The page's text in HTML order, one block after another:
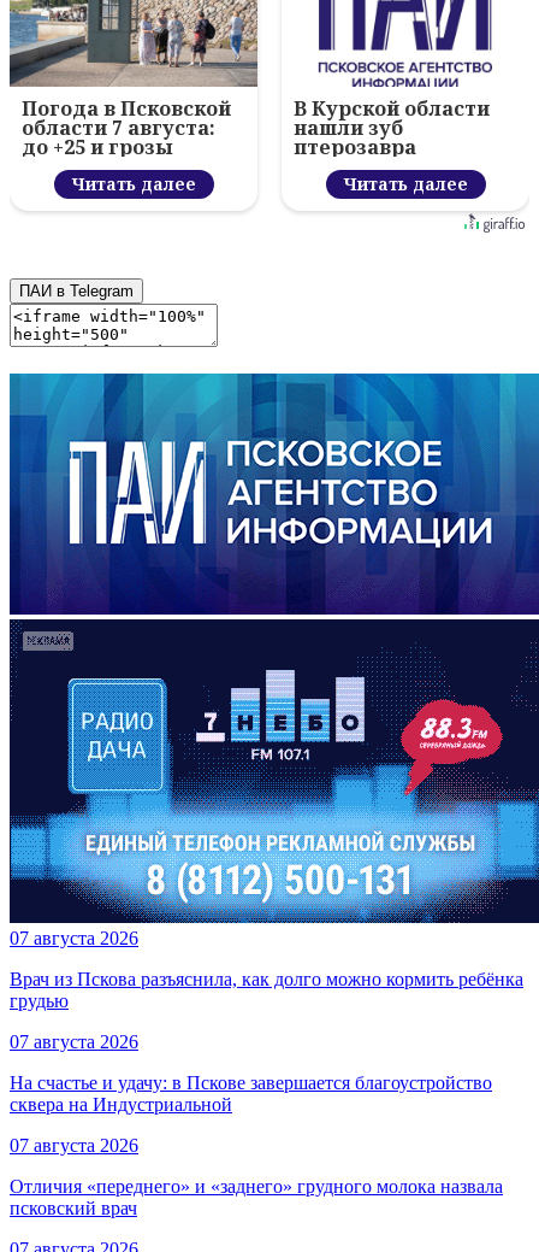
Погода в Псковской
области 7 августа:
до +25 и грозы
Читать далее
В Курской области
нашли зуб
птерозавра
Читать далее
ПАИ в Telegram
07 августа 2026
Врач из Пскова разъяснила, как долго можно кормить ребёнка
грудью
07 августа 2026
На счастье и удачу: в Пскове завершается благоустройство
сквера на Индустриальной
07 августа 2026
Отличия «переднего» и «заднего» грудного молока назвала
псковский врач